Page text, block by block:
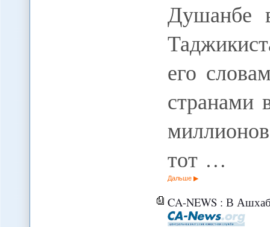
Душанбе
его
странами
тот …
Дальше
CA-NEWS : В Ашхабаде